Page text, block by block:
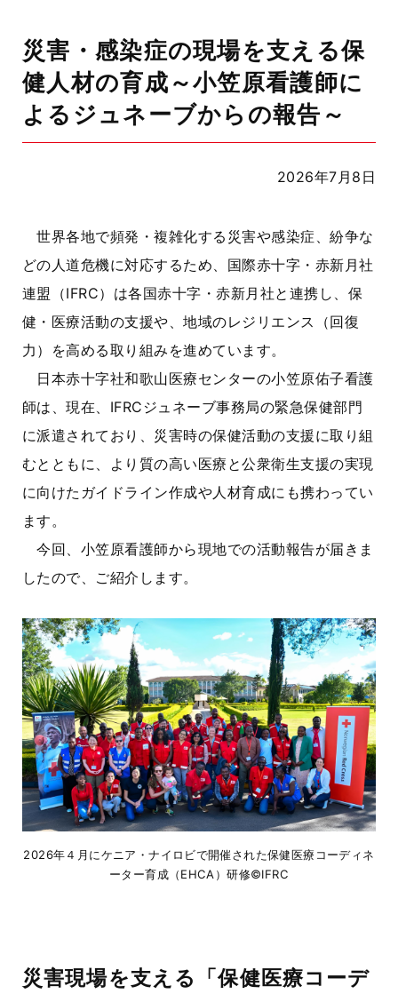
災害・感染症の現場を支える保
健人材の育成～小笠原看護師に
よるジュネーブからの報告～
2026年7月8日
世界各地で頻発・複雑化する災害や感染症、紛争な
どの人道危機に対応するため、国際赤十字・赤新月社
連盟（IFRC）は各国赤十字・赤新月社と連携し、保
健・医療活動の支援や、地域のレジリエンス（回復
力）を高める取り組みを進めています。
日本赤十字社和歌山医療センターの小笠原佑子看護
師は、現在、IFRCジュネーブ事務局の緊急保健部門
に派遣されており、災害時の保健活動の支援に取り組
むとともに、より質の高い医療と公衆衛生支援の実現
に向けたガイドライン作成や人材育成にも携わってい
ます。
今回、小笠原看護師から現地での活動報告が届きま
したので、ご紹介します。
2026年４月にケニア・ナイロビで開催された保健医療コーディネ
ーター育成（EHCA）研修©IFRC
災害現場を支える「保健医療コーデ